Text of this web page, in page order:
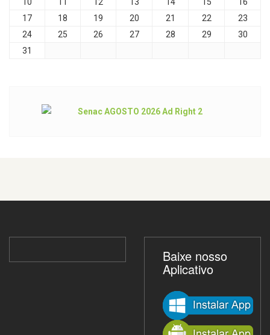
10
11 12 13 14 15
16
17
18 19 20 21 22
23
24
25 26 27 28 29
30
31
Baixe nosso
Aplicativo